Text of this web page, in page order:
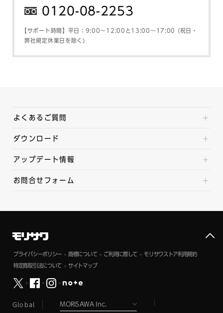
0120-08-2253
【サポート時間】平日：9:00～12:00と13:00～17:00 (祝日・
弊社規定休業日を除く)
よくあるご質問
ダウンロード
アップデート情報
お問合せフォーム
プライバシーポリシー 商標について ご利用に際して モリサワストア利用規約
特定商取引法について サイトマップ
Global